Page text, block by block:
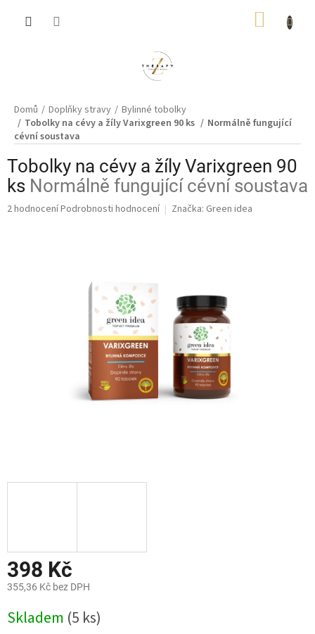
Domů Doplňky stravy
Bylinné tobolky
Tobolky na cévy a žíly Varixgreen 90 ks
Normálně fungující
cévní soustava
Tobolky na cévy a žíly Varixgreen 90
ks Normálně fungující cévní soustava
Průměrné
2 hodnoceníPodrobnosti hodnocení Značka: Green idea
398 Kč
355,36 Kč bez DPH
cena:
Skladem (5 ks)